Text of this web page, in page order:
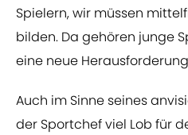
Spielern, wir müssen
bilden. Da gehören junge
eine neue
Auch im Sinne seines
der Sportchef viel Lob für